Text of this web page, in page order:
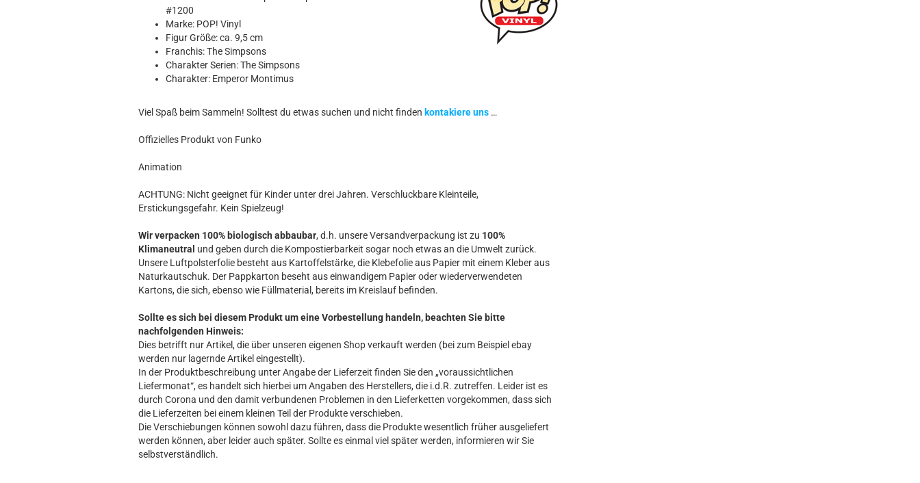
MARVEL
Movie
STAR WARS
#1200
Marke: POP! Vinyl
Figur Größe: ca. 9,5 cm
Franchis: The Simpsons
Charakter Serien: The Simpsons
Charakter: Emperor Montimus
Viel Spaß beim Sammeln! Solltest du etwas suchen und nicht finden kontakiere uns …
Offizielles Produkt von Funko
Animation
ACHTUNG: Nicht geeignet für Kinder unter drei Jahren. Verschluckbare Kleinteile,
Erstickungsgefahr. Kein Spielzeug!
Wir verpacken 100% biologisch abbaubar, d.h. unsere Versandverpackung ist zu 100%
Klimaneutral und geben durch die Kompostierbarkeit sogar noch etwas an die Umwelt zurück.
Unsere Luftpolsterfolie besteht aus Kartoffelstärke, die Klebefolie aus Papier mit einem Kleber aus
Naturkautschuk. Der Pappkarton beseht aus einwandigem Papier oder wiederverwendeten
Kartons, die sich, ebenso wie Füllmaterial, bereits im Kreislauf befinden.
Sollte es sich bei diesem Produkt um eine Vorbestellung handeln, beachten Sie bitte
nachfolgenden Hinweis:
Dies betrifft nur Artikel, die über unseren eigenen Shop verkauft werden (bei zum Beispiel ebay
werden nur lagernde Artikel eingestellt).
In der Produktbeschreibung unter Angabe der Lieferzeit finden Sie den „voraussichtlichen
Liefermonat“, es handelt sich hierbei um Angaben des Herstellers, die i.d.R. zutreffen. Leider ist es
durch Corona und den damit verbundenen Problemen in den Lieferketten vorgekommen, dass sich
die Lieferzeiten bei einem kleinen Teil der Produkte verschieben.
Die Verschiebungen können sowohl dazu führen, dass die Produkte wesentlich früher ausgeliefert
werden können, aber leider auch später. Sollte es einmal viel später werden, informieren wir Sie
selbstverständlich.